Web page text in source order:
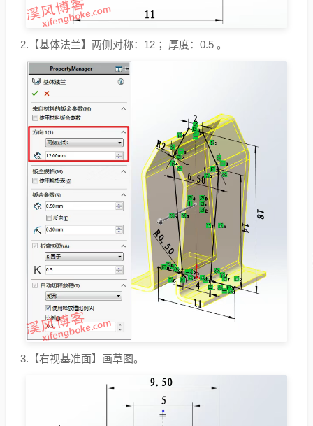
2.【基体法兰】两侧对称：12 ；厚度：0.5 。
3.【右视基准面】画草图。